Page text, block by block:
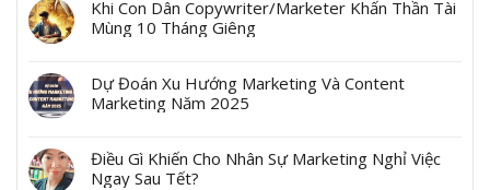
Khi Con Dân Copywriter/Marketer Khấn Thần Tài
Mùng 10 Tháng Giêng
Dự Đoán Xu Hướng Marketing Và Content
Marketing Năm 2025
Điều Gì Khiến Cho Nhân Sự Marketing Nghỉ Việc
Ngay Sau Tết?